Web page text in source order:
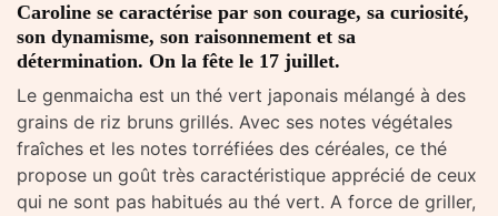
Caroline se caractérise par son courage, sa curiosité,
son dynamisme, son raisonnement et sa
détermination. On la fête le 17 juillet.
Le genmaicha est un thé vert japonais mélangé à des
grains de riz bruns grillés. Avec ses notes végétales
fraîches et les notes torréfiées des céréales, ce thé
propose un goût très caractéristique apprécié de ceux
qui ne sont pas habitués au thé vert. A force de griller,